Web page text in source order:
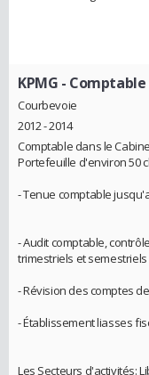
KPMG -
Courbevoie
2012 - 2014
Comptable dans le
Portefeuille d'environ 50
- Tenue comptable
- Audit comptable,
trimestriels et semestriels
- Révision des comptes de
- Établissement liasses
Les Secteurs d'activités: